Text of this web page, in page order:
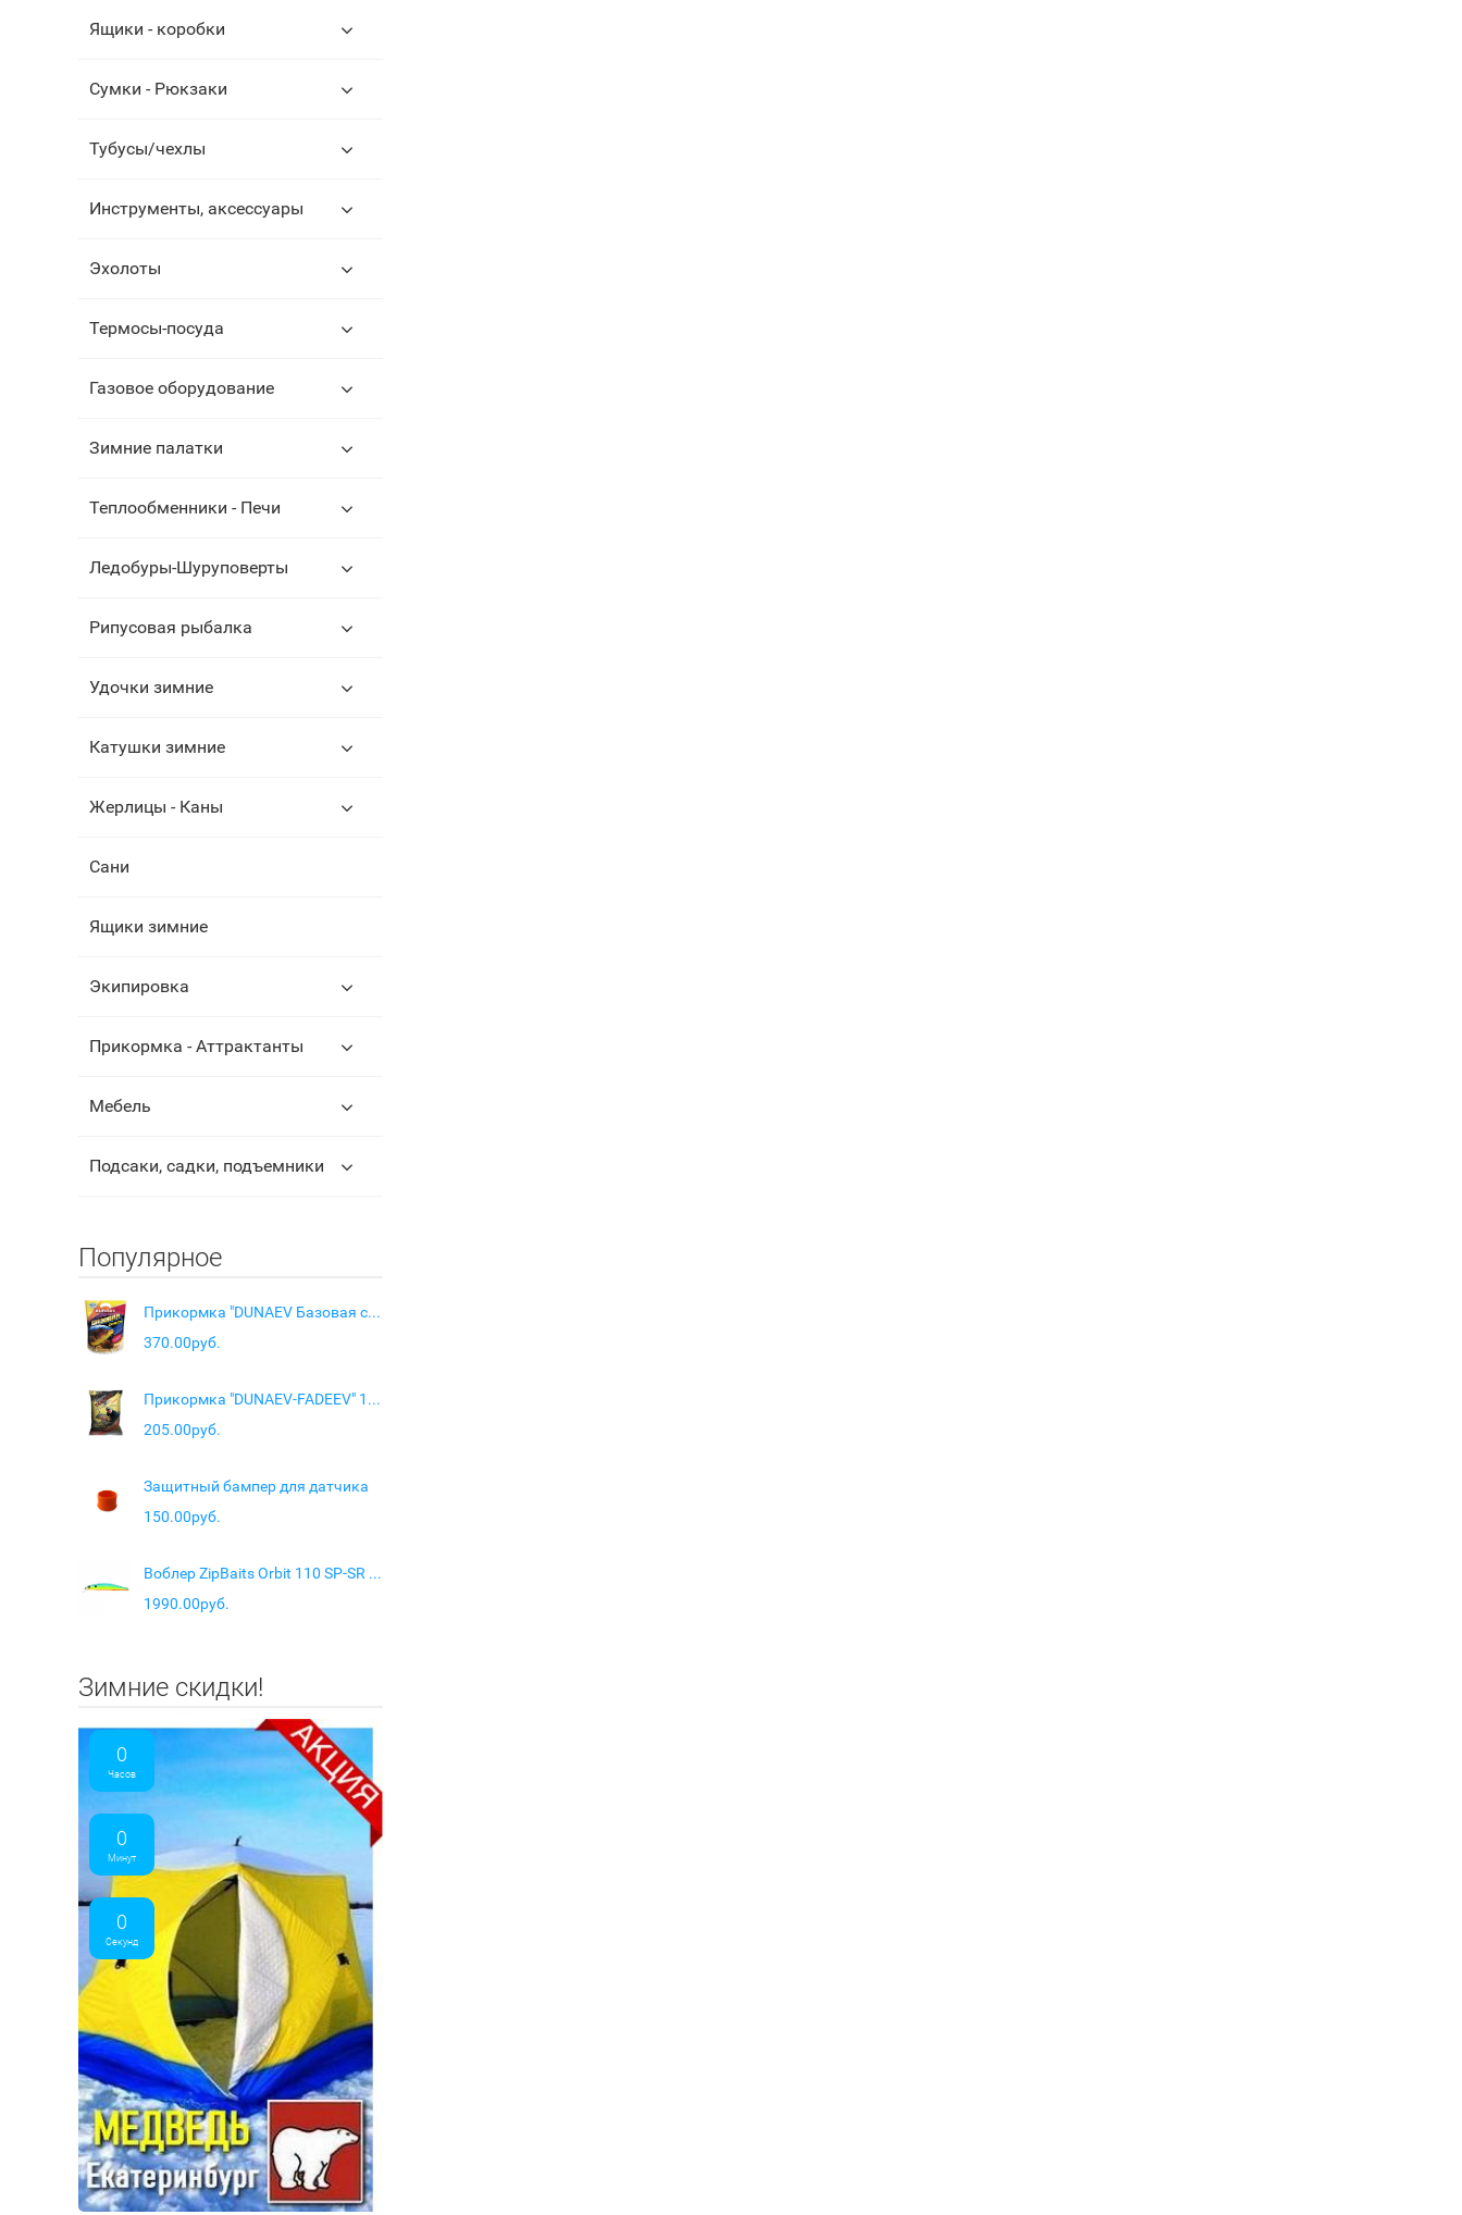
Ящики - коробки
Сумки - Рюкзаки
Тубусы/чехлы
Инструменты, аксессуары
Эхолоты
Термосы-посуда
Газовое оборудование
Зимние палатки
Теплообменники - Печи
Ледобуры-Шуруповерты
Рипусовая рыбалка
Удочки зимние
Катушки зимние
Жерлицы - Каны
Сани
Ящики зимние
Экипировка
Прикормка - Аттрактанты
Мебель
Подсаки, садки, подъемники
Популярное
Прикормка "DUNAEV Базовая смесь" 2.5кг Река
370.00руб.
Прикормка "DUNAEV-FADEEV" 1кг Feeder Carp Black (Карп Чёрная)
205.00руб.
Защитный бампер для датчика
150.00руб.
Воблер ZipBaits Orbit 110 SP-SR цв. 997
1990.00руб.
Зимние скидки!
0
Часов
0
Минут
0
Секунд